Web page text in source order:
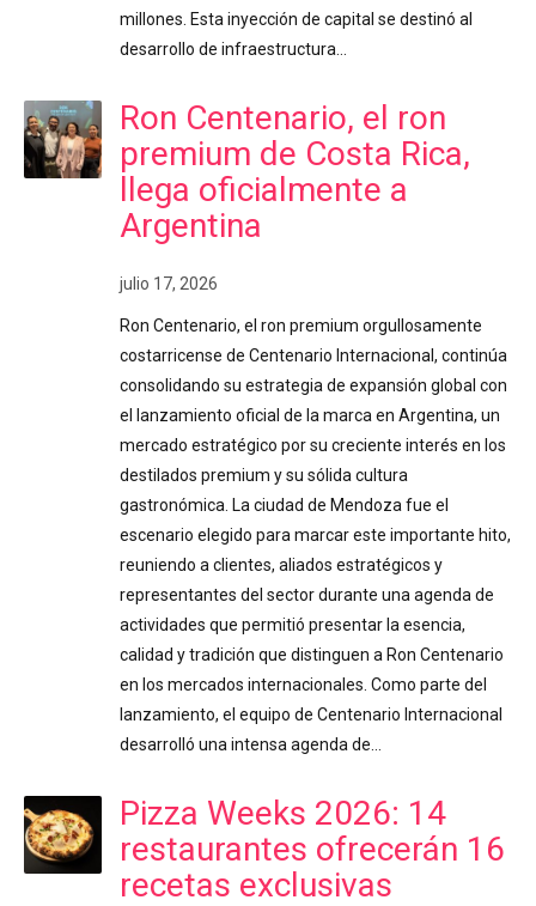
millones. Esta inyección de capital se destinó al
desarrollo de infraestructura…
Ron Centenario, el ron
premium de Costa Rica,
llega oficialmente a
Argentina
julio 17, 2026
Ron Centenario, el ron premium orgullosamente
costarricense de Centenario Internacional, continúa
consolidando su estrategia de expansión global con
el lanzamiento oficial de la marca en Argentina, un
mercado estratégico por su creciente interés en los
destilados premium y su sólida cultura
gastronómica. La ciudad de Mendoza fue el
escenario elegido para marcar este importante hito,
reuniendo a clientes, aliados estratégicos y
representantes del sector durante una agenda de
actividades que permitió presentar la esencia,
calidad y tradición que distinguen a Ron Centenario
en los mercados internacionales. Como parte del
lanzamiento, el equipo de Centenario Internacional
desarrolló una intensa agenda de…
Pizza Weeks 2026: 14
restaurantes ofrecerán 16
recetas exclusivas